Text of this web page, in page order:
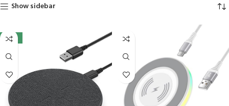
Show sidebar
-19%